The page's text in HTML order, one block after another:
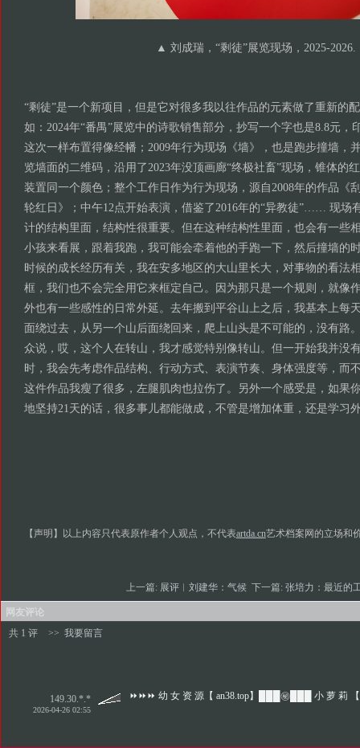
▲ 刘成瑞，“剩徒”展览现场，2025-2026.
“剩徒”是一个新项目，但是它对很多我以往作品的元素做了重新的
如：2024年“番禺”展览中的诗歌销售部分，抄写一个字也是8.8元，
这次一样布置得像经幡；2009年行为现场《墙》，也是跑步撞墙，
览墙面的二维码，沿用了2023年没顶画廊“终极社畜”现场，锥体的
装置同一个颜色；整个工作日作为行为现场，源自2008年的作品《
轮红日》；中午12点开始表演，借鉴了2016年的“异教徒”…… 现场
计的结构里面，结构性很重要。但在这种结构性里面，也会有一些
小孩来看展，跟着我跑，我可能会牵着他的手跑一下，然后撞墙的
时候的成长经历有关，我在安多地区的大山里长大，对事物的看法
框，我们也不会完全用它来框定自己。因为那只是一个规则，就像
外也有一些感性的日常外延。去年搬到平谷山上之后，我基本上每
面绕过去，从另一个山后面绕回来，爬上山头是不可能的，没有路
众说，哎，这个人在转山，我才感觉特别像转山。但一开始我并没
时，我会先考虑作品结构、行动方式、表演节奏、身体强度等，而
这件作品我瘦了很多，左腿肌肉也拉伤了。另外一个感受是，如果
地坚持21天的话，很多事儿都能做成，不管是增加体重，还是学习
【声明】以上内容只代表原作者个人观点，不代表artda.cn艺术档案网的立场和
上一篇: 展评︱刘建华：气候 下一篇:张培力：最近的
网友评论
共 1 评
>> 我要留言
149.30.*.*
2026-04-26 02:55
⏩⏩⏩ 幼 女 资 源【 an38.top】███㊙️███ 小 萝 莉 【